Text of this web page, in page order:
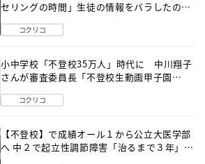
セリングの時間」生徒の情報をバラしたの
コクリコ
小中学校「不登校35万人」時代に 中川翔子
さんが審査委員長「不登校生動画甲子園
コクリコ
【不登校】で成績オール１から公立大医学部
へ 中２で起立性調節障害「治るまで３年」の